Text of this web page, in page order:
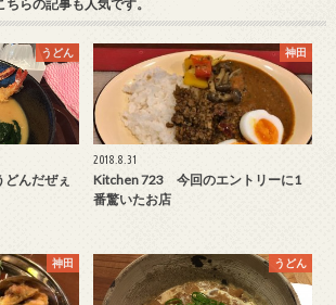
ちらの記事も人気です。
うどん
んだぜぇ
神田
2018.8.31
Kitchen 723 今回のエントリーに1
番驚いたお店
神田 うどん